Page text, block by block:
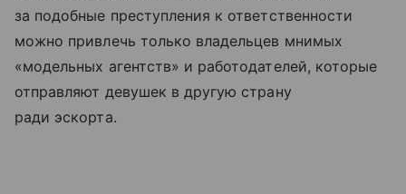
за подобные преступления к ответственности
можно привлечь только владельцев мнимых
«модельных агентств» и работодателей, которые
отправляют девушек в другую страну
ради эскорта.